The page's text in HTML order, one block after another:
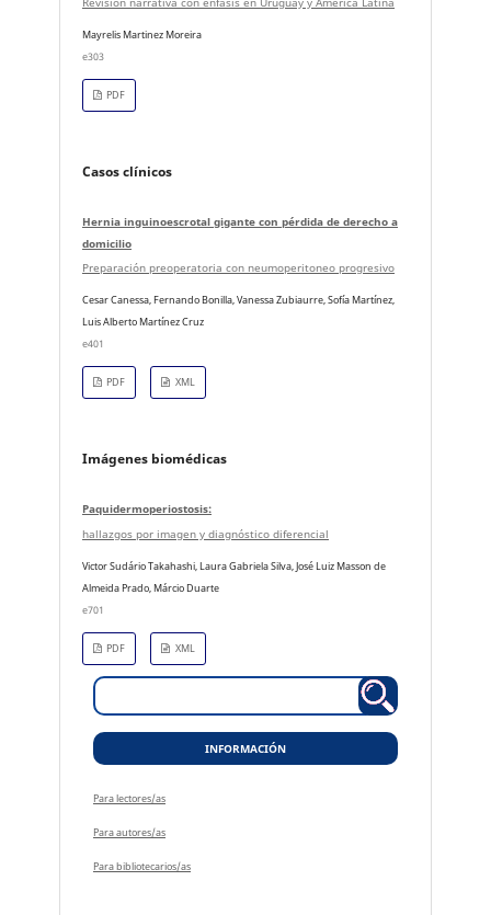
Mayrelis Martinez Moreira
e303
PDF
Casos clínicos
Hernia inguinoescrotal gigante con pérdida de derecho a
domicilio
Preparación preoperatoria con neumoperitoneo progresivo
Cesar Canessa, Fernando Bonilla, Vanessa Zubiaurre, Sofía Martínez,
Luis Alberto Martínez Cruz
e401
PDF XML
Imágenes biomédicas
Paquidermoperiostosis:
hallazgos por imagen y diagnóstico diferencial
Victor Sudário Takahashi, Laura Gabriela Silva, José Luiz Masson de
Almeida Prado, Márcio Duarte
e701
PDF XML
INFORMACIÓN
Para lectores/as
Para autores/as
Para bibliotecarios/as